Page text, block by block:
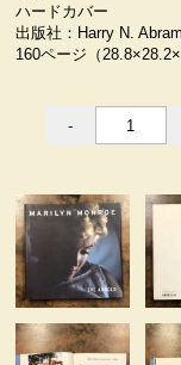
ハードカバー
出版社：Harry N.
160ページ（